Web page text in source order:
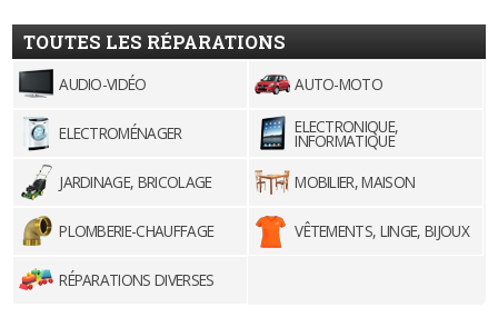
TOUTES LES RÉPARATIONS
AUDIO-VIDÉO AUTO-MOTO
ELECTROMÉNAGER ELECTRONIQUE,
INFORMATIQUE
JARDINAGE, BRICOLAGE
MOBILIER, MAISON
PLOMBERIE-CHAUFFAGE VÊTEMENTS, LINGE, BIJOUX
RÉPARATIONS DIVERSES